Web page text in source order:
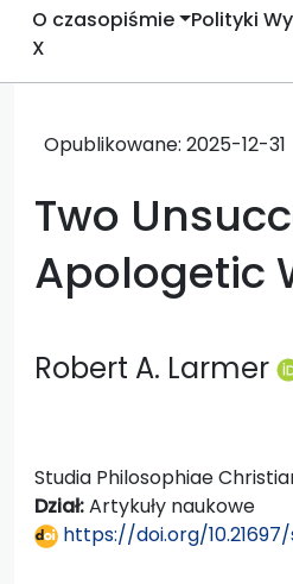
O czasopiśmie Polityki
X
Opublikowane: 2025-12-31
Two
Apologetic
Robert A. Larmer
Studia Philosophiae
Dział:Artykuły naukowe
https://doi.org/10.21697/